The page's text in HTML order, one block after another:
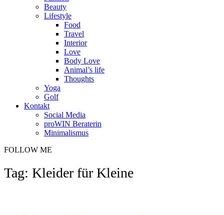
Beauty
Lifestyle
Food
Travel
Interior
Love
Body Love
Animal’s life
Thoughts
Yoga
Golf
Kontakt
Social Media
proWIN Beraterin
Minimalismus
FOLLOW ME
Tag: Kleider für Kleine